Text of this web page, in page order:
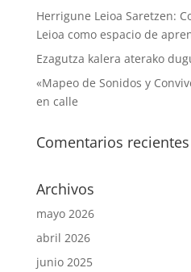
Herrigune Leioa Saretzen:
Leioa como espacio de
Ezagutza kalera aterako
«Mapeo de Sonidos y
en calle
Comentarios recientes
Archivos
mayo 2026
abril 2026
junio 2025